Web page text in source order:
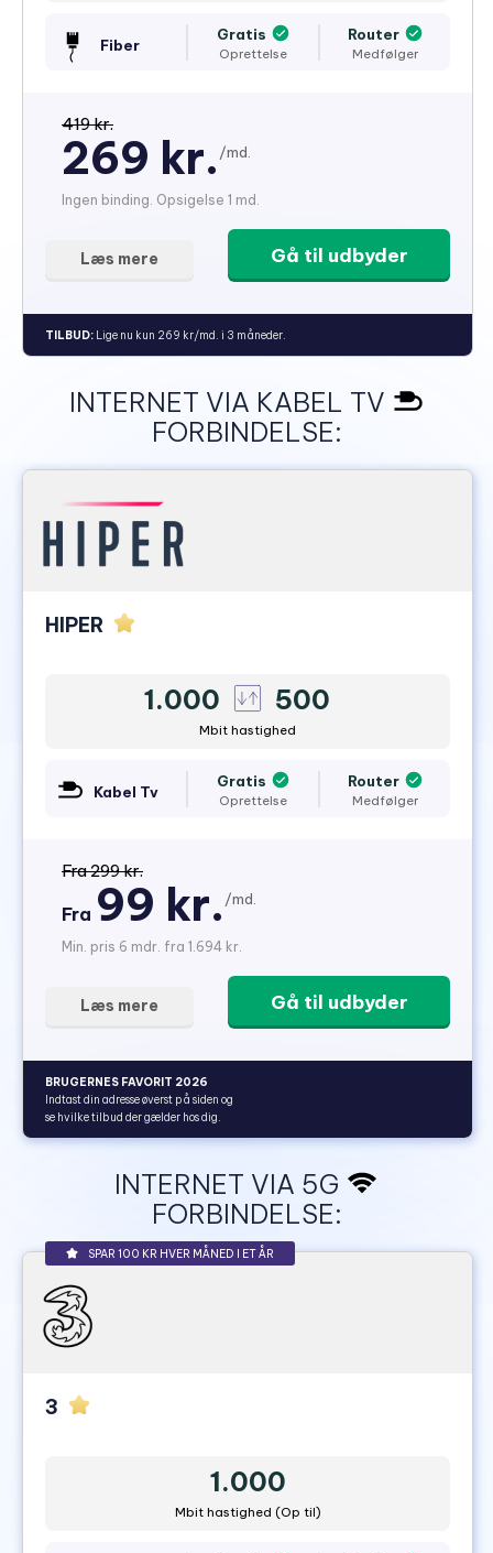
Fiber
Gratis
Oprettelse
Router
Medfølger
419 kr.
269 kr. /md.
Ingen binding. Opsigelse 1 md.
Gå til udbyder
Læs mere
TILBUD: Lige nu kun 269 kr/md. i 3 måneder.
INTERNET VIA KABEL TV
FORBINDELSE:
HIPER
1.000 500
Mbit hastighed
Kabel Tv
Gratis
Oprettelse
Router
Medfølger
Fra 299 kr.
Fra 99 kr. /md.
Min. pris 6 mdr. fra 1.694 kr.
Gå til udbyder
Læs mere
BRUGERNES FAVORIT 2026
Indtast din adresse øverst på siden og
se hvilke tilbud der gælder hos dig.
INTERNET VIA 5G
FORBINDELSE:
SPAR 100 KR HVER MÅNED I ET ÅR
3
1.000
Mbit hastighed (Op til)